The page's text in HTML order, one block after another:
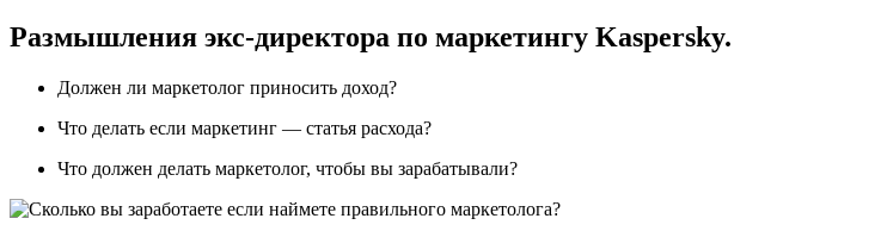
Размышления экс-директора по маркетингу Kaspersky.
Должен ли маркетолог приносить доход?
Что делать если маркетинг — статья расхода?
Что должен делать маркетолог, чтобы вы зарабатывали?